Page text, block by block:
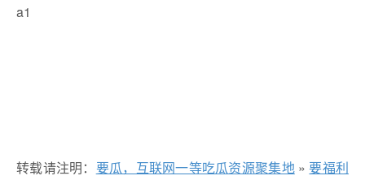
a1
转载请注明： 要瓜，互联网一等吃瓜资源聚集地»要福利